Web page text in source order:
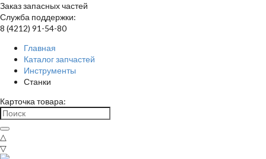
Заказ запасных частей
Служба поддержки:
8 (4212) 91-54-80
Главная
Каталог запчастей
Инструменты
Станки
Карточка товара:
△
▽